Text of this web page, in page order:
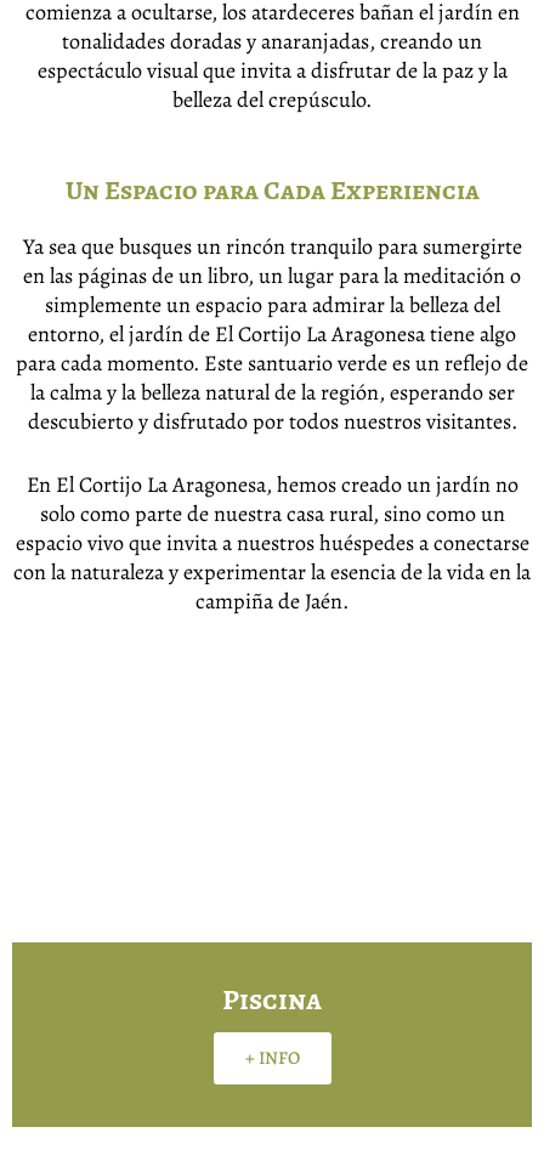
comienza a ocultarse, los atardeceres bañan el jardín en
tonalidades doradas y anaranjadas, creando un
espectáculo visual que invita a disfrutar de la paz y la
belleza del crepúsculo.
Un Espacio para Cada Experiencia
Ya sea que busques un rincón tranquilo para sumergirte
en las páginas de un libro, un lugar para la meditación o
simplemente un espacio para admirar la belleza del
entorno, el jardín de El Cortijo La Aragonesa tiene algo
para cada momento. Este santuario verde es un reflejo de
la calma y la belleza natural de la región, esperando ser
descubierto y disfrutado por todos nuestros visitantes.
En El Cortijo La Aragonesa, hemos creado un jardín no
solo como parte de nuestra casa rural, sino como un
espacio vivo que invita a nuestros huéspedes a conectarse
con la naturaleza y experimentar la esencia de la vida en la
campiña de Jaén.
Piscina
+ INFO